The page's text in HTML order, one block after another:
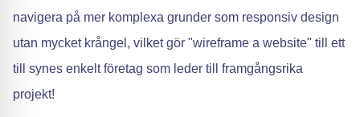
navigera på mer komplexa grunder som responsiv design
utan mycket krångel, vilket gör "wireframe a website" till ett
till synes enkelt företag som leder till framgångsrika
projekt!